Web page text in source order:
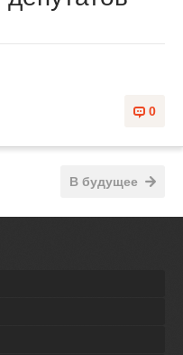
0
В будущее